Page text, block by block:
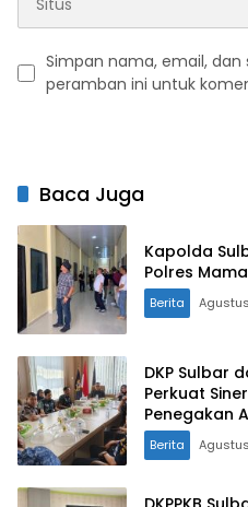
Simpan nama, email, dan
peramban ini untuk
Baca Juga
Kapolda
Berita
DKP Sulbar
Perkuat
Penegakan
Laut
Berita